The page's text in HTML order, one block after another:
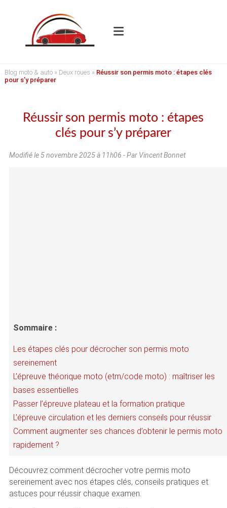
Blog moto & auto» Deux roues » Réussir son permis moto : étapes clés
pour s’y préparer
Réussir son permis moto : étapes
clés pour s’y préparer
Modifié le 5 novembre 2025 à 11h06 - Par Vincent Bonnet
Sommaire :
Les étapes clés pour décrocher son permis moto
sereinement
L’épreuve théorique moto (etm/code moto) : maîtriser les
bases essentielles
Passer l’épreuve plateau et la formation pratique
L’épreuve circulation et les derniers conseils pour réussir
Comment augmenter ses chances d’obtenir le permis moto
rapidement ?
Découvrez comment décrocher votre permis moto
sereinement avec nos étapes clés, conseils pratiques et
astuces pour réussir chaque examen.